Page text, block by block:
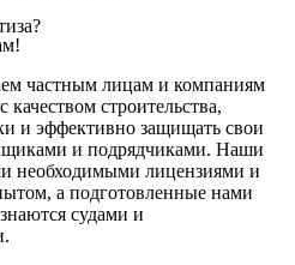
частным лицам и компаниям
строительства,
и эффективно защищать свои
и подрядчиками. Наши
необходимыми лицензиями и
а подготовленные нами
судами и